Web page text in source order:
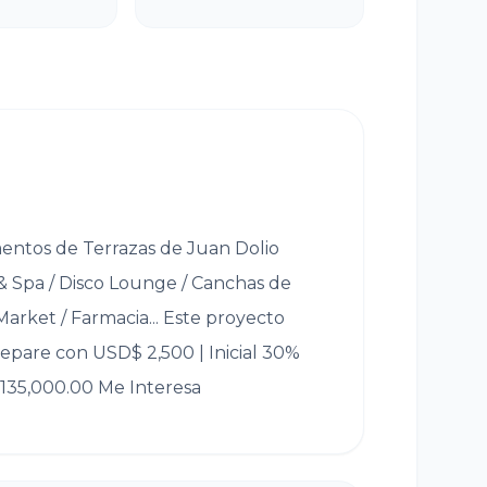
de Terrazas de Juan Dolio
Spa / Disco Lounge / Canchas de
/ Farmacia... Este proyecto
con USD$ 2,500 | Inicial 30%
Me Interesa